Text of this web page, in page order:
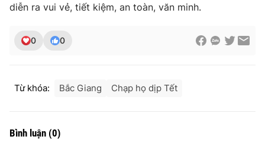
diễn ra vui vẻ, tiết kiệm, an toàn, văn minh.
0 0
Từ khóa: Bắc Giang Chạp họ dịp Tết
Bình luận (0)